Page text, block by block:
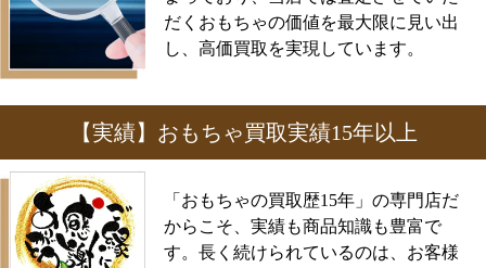
だくおもちゃの価値を最大限に見い出
し、高価買取を実現しています。
【実績】おもちゃ買取実績15年以上
「おもちゃの買取歴15年」の専門店だ
からこそ、実績も商品知識も豊富で
す。長く続けられているのは、お客様